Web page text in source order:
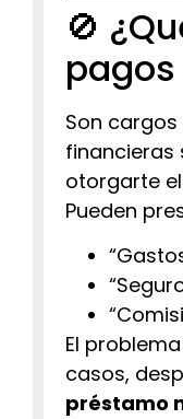
🚫
Son
financieras
otorgarte
Pueden
El
casos,
préstamo